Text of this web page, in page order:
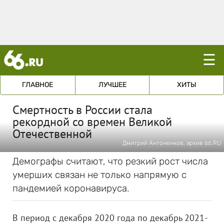
☰
ГЛАВНОЕ ЛУЧШЕЕ ХИТЫ
Смертность в России стала
рекордной со времен Великой
Отечественной
Дмитрий Антоненков, архив 66.RU
Демографы считают, что резкий рост числа
умерших связан не только напрямую с
пандемией коронавируса.
В период с декабря 2020 года по декабрь 2021-